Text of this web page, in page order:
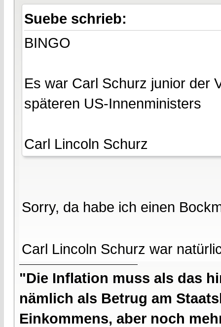
Suebe schrieb:
BINGO
Es war Carl Schurz junior der
späteren US-Innenministers
Carl Lincoln Schurz
Sorry, da habe ich einen
Carl Lincoln Schurz war
"Die Inflation muss als das
nämlich als Betrug am
Einkommens, aber noch